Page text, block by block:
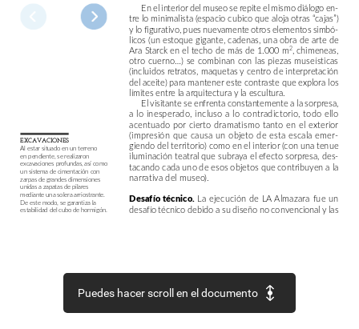
Enelinteriordelmuseoserepiteelmismodiálogoen-
tre lo minimalista(espacio cubico quealoja otras “cajas”)
y lofigurativo, puesnuevamenteotroselementossimbó-
licos (un estoque gigante, cadenas, unaobra de arte de
Ara Starck en el techo de más de 1.000 m2,chimeneas,
otro cuerno…) se combinan con las piezas museísticas
(incluidos retratos, maquetasycentro de interpretación
delaceite)para mantenerestecontraste queexplora los
límitesentre la arquitecturay la escultura.
Elvisitanteseenfrentaconstantementea lasorpresa,
a lo inesperado, incluso a lo contradictorio, todo ello
acentuado por cierto dramatismo tanto en el exterior
(impresión que causa un objeto de esta escala emer-
giendodelterritorio) comoenelinterior(con unatenue
iluminaciónteatral quesubraya elefectosorpresa, des-
tacando cada unodeesosobjetos quecontribuyen a la
narrativa del museo).
Desafíotécnico. La ejecución de LA Almazara fue un
desafíotécnicodebidoasudiseñonoconvencional y las
EXCAVACIONES
Al estar situadoenun terreno
en pendiente, serealizaron
excavaciones profundas, asícomo
un sistemadecimentación con
zarpasdegrandes dimensiones
unidas azapatas depilares
mediante unasoleraarriostrante.
Deeste modo, se garantiza la
estabilidad del cubode hormigón.
Puedes hacer scroll en el documento